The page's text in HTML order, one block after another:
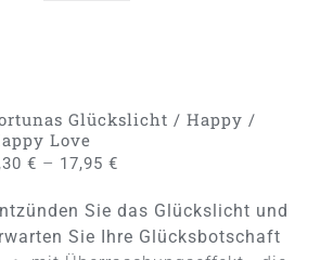
Glückslicht / Happy /
Love
€ – 17,95€
Sie das Glückslicht und
Sie Ihre Glücksbotschaft